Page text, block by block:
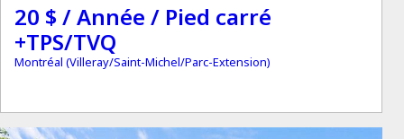
20 $ / Année / Pied carré
+TPS/TVQ
Montréal (Villeray/Saint-Michel/Parc-Extension)